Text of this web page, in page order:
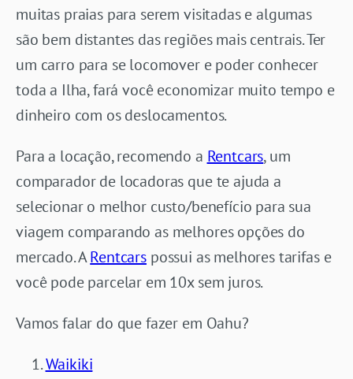
muitas praias para serem visitadas e algumas
são bem distantes das regiões mais centrais. Ter
um carro para se locomover e poder conhecer
toda a Ilha, fará você economizar muito tempo e
dinheiro com os deslocamentos.
Para a locação, recomendo a Rentcars, um
comparador de locadoras que te ajuda a
selecionar o melhor custo/benefício para sua
viagem comparando as melhores opções do
mercado. ARentcarspossui as melhores tarifas e
você pode parcelar em 10x sem juros.
Vamos falar do que fazer em Oahu?
Waikiki